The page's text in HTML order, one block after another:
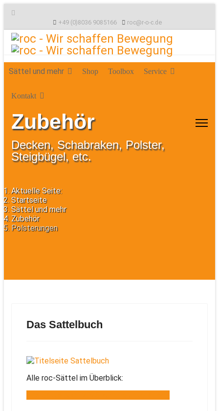
+49 (0)8036 9085166 roc@r-o-c.de
Sättel und mehr Shop Toolbox Service
Kontakt
Zubehör
Decken, Schabraken, Polster,
Steigbügel, etc.
Aktuelle Seite:
Startseite
Sättel und mehr
Zubehör
Polsterungen
Das Sattelbuch
Alle roc-Sättel im Überblick: